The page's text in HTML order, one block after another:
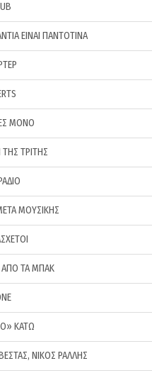
ΕΙΝΑΙ ΠΑΝΤΟΤΙΝΑ
ΜΟΝΟ
ΤΡΙΤΗΣ
ΜΟΥΣΙΚΗΣ
ΑΠΟ ΤΑ ΜΠΑΚ
ΚΑΤΩ
ΝΙΚΟΣ ΡΑΛΛΗΣ